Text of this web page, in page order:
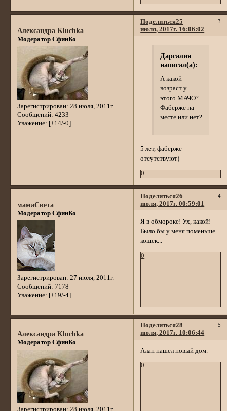
Поделиться 3
25
июля, 2017г. 16:06:02
Александра Kluchka
Модератор СфинКо
Зарегистрирован: 28 июля, 2011г.
Сообщений: 4233
Уважение: [+14/-0]
Дарсалия
написал(а):
А какой
возраст у
этого МАЧО?
Фаберже на
месте или нет?
5 лет, фаберже
отсутствуют)
0
Поделиться 4
26
июля, 2017г. 00:59:01
мамаСвета
Модератор СфинКо
Зарегистрирован: 27 июля, 2011г.
Сообщений: 7178
Уважение: [+19/-4]
Я в обмороке! Ух, какой!
Было бы у меня поменьше
кошек...
0
Поделиться 5
28
июля, 2017г. 10:06:44
Александра Kluchka
Модератор СфинКо
Алан нашел новый дом.
0